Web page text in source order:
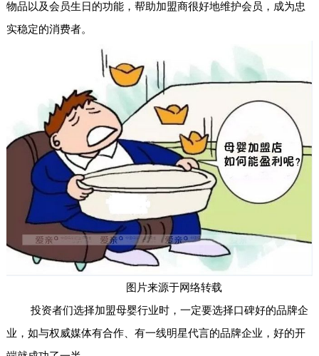
物品以及会员生日的功能，帮助加盟商很好地维护会员，成为忠
实稳定的消费者。
图片来源于网络转载
投资者们选择加盟母婴行业时，一定要选择口碑好的品牌企
业，如与权威媒体有合作、有一线明星代言的品牌企业，好的开